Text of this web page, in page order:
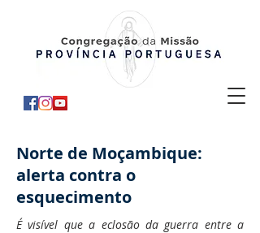
Norte de Moçambique:
alerta contra o
esquecimento
É visível que a eclosão da guerra entre a